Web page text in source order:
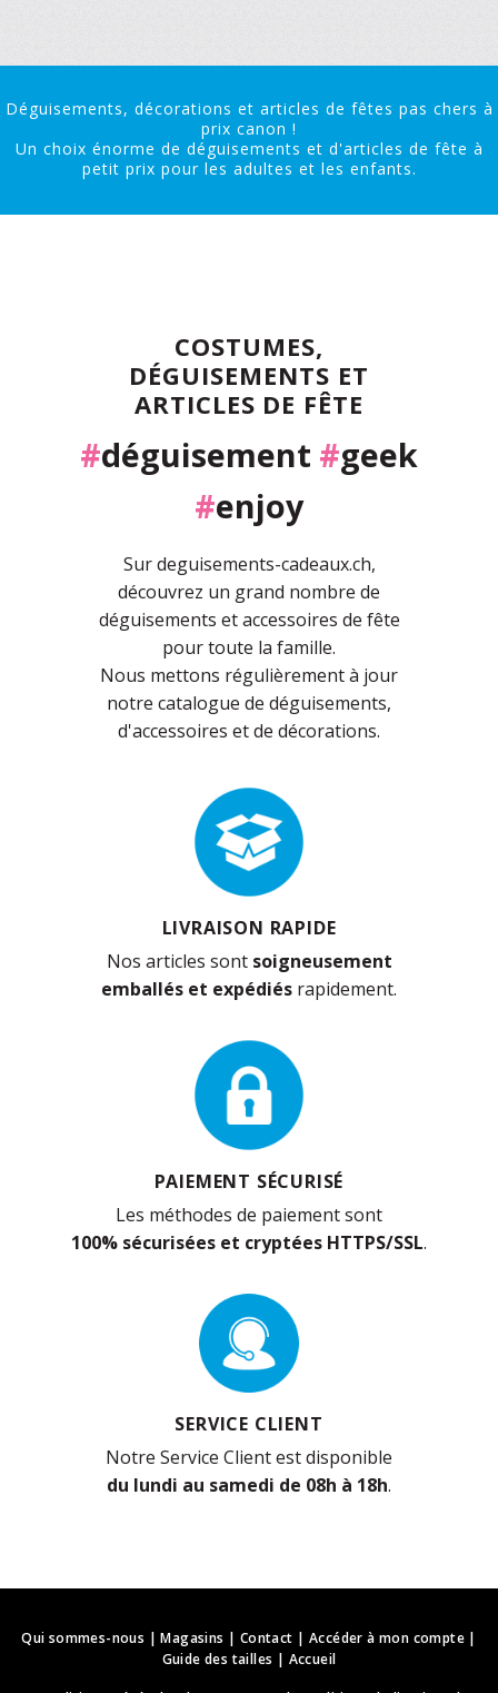
Déguisements, décorations et articles de fêtes pas chers à
prix canon !
Un choix énorme de déguisements et d'articles de fête à
petit prix pour les adultes et les enfants.
COSTUMES,
DÉGUISEMENTS ET
ARTICLES DE FÊTE
#déguisement #geek
#enjoy
Sur deguisements-cadeaux.ch,
découvrez un grand nombre de
déguisements et accessoires de fête
pour toute la famille.
Nous mettons régulièrement à jour
notre catalogue de déguisements,
d'accessoires et de décorations.
LIVRAISON RAPIDE
Nos articles sont soigneusement
emballés et expédiés rapidement.
PAIEMENT SÉCURISÉ
Les méthodes de paiement sont
100% sécurisées et cryptées HTTPS/SSL.
SERVICE CLIENT
Notre Service Client est disponible
du lundi au samedi de 08h à 18h.
Qui sommes-nous |Magasins | Contact | Accéder à mon compte|
Guide des tailles | Accueil